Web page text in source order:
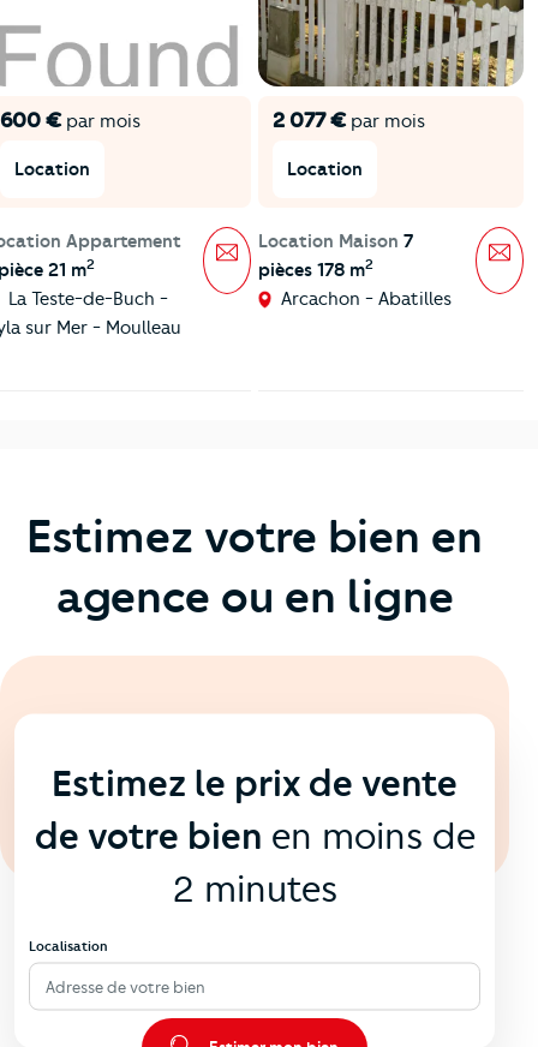
600 €par mois
Location
Appartement
21 m2
La Teste-de-Buch -
sur Mer - Moulleau
Message
2 077 €par mois
Location
Location Maison 7
pièces 178 m2
Arcachon - Abatilles
Estimez votre bien en
agence ou en ligne
Estimez le prix de vente
de votre bien en moins de
2 minutes
Localisation
Adresse de votre bien